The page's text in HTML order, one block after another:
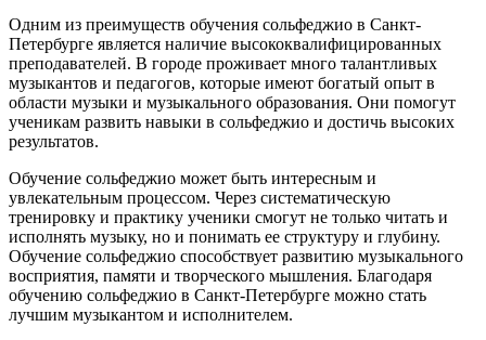
Одним из преимуществ обучения сольфеджио в Санкт-
Петербурге является наличие высококвалифицированных
преподавателей. В городе проживает много талантливых
музыкантов и педагогов, которые имеют богатый опыт в
области музыки и музыкального образования. Они помогут
ученикам развить навыки в сольфеджио и достичь высоких
результатов.
Обучение сольфеджио может быть интересным и
увлекательным процессом. Через систематическую
тренировку и практику ученики смогут не только читать и
исполнять музыку, но и понимать ее структуру и глубину.
Обучение сольфеджио способствует развитию музыкального
восприятия, памяти и творческого мышления. Благодаря
обучению сольфеджио в Санкт-Петербурге можно стать
лучшим музыкантом и исполнителем.